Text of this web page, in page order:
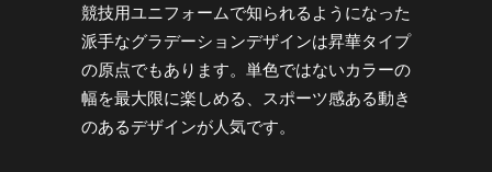
競技用ユニフォームで知られるようになった
派手なグラデーションデザインは昇華タイプ
の原点でもあります。単色ではないカラーの
幅を最大限に楽しめる、スポーツ感ある動き
のあるデザインが人気です。